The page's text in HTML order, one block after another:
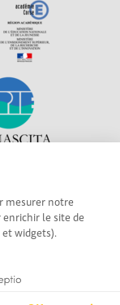
mesurer notre
le site de
widgets).
et de
csti@cpie-